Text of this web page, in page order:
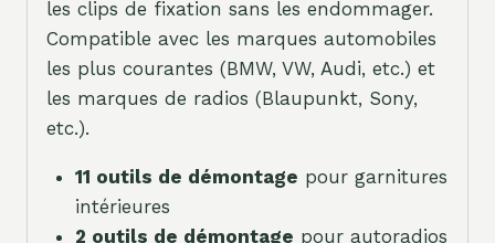
les clips de fixation sans les endommager.
Compatible avec les marques automobiles
les plus courantes (BMW, VW, Audi, etc.) et
les marques de radios (Blaupunkt, Sony,
etc.).
11 outils de démontage pour garnitures
intérieures
2 outils de démontage pour autoradios